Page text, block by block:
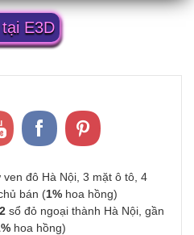
E3D
ven đô Hà Nội, 3 mặt ô tô, 4
bán (1% hoa hồng)
sổ đỏ ngoại thành Hà Nội, gần
hoa hồng)